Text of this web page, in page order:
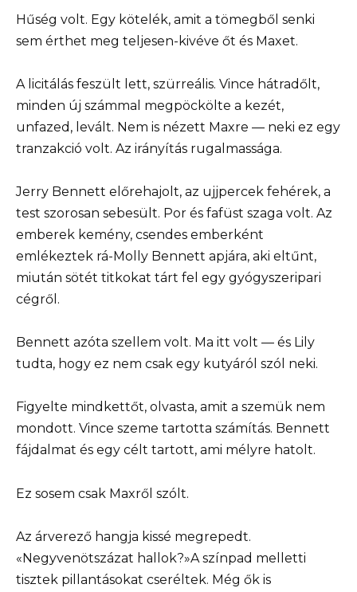
Hűség volt. Egy kötelék, amit a tömegből senki
sem érthet meg teljesen-kivéve őt és Maxet.
A licitálás feszült lett, szürreális. Vince hátradőlt,
minden új számmal megpöckölte a kezét,
unfazed, levált. Nem is nézett Maxre — neki ez egy
tranzakció volt. Az irányítás rugalmassága.
Jerry Bennett előrehajolt, az ujjpercek fehérek, a
test szorosan sebesült. Por és fafüst szaga volt. Az
emberek kemény, csendes emberként
emlékeztek rá-Molly Bennett apjára, aki eltűnt,
miután sötét titkokat tárt fel egy gyógyszeripari
cégről.
Bennett azóta szellem volt. Ma itt volt — és Lily
tudta, hogy ez nem csak egy kutyáról szól neki.
Figyelte mindkettőt, olvasta, amit a szemük nem
mondott. Vince szeme tartotta számítás. Bennett
fájdalmat és egy célt tartott, ami mélyre hatolt.
Ez sosem csak Maxről szólt.
Az árverező hangja kissé megrepedt.
«Negyvenötszázat hallok?»A színpad melletti
tisztek pillantásokat cseréltek. Még ők is